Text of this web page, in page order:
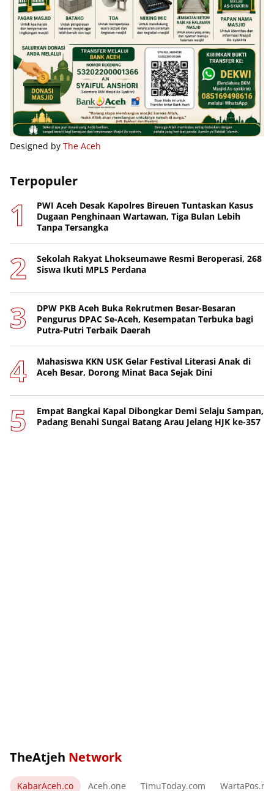
Designed by The Aceh
Terpopuler
PWI Aceh Desak Kapolres Bireuen Tuntaskan Kasus
Dugaan Penghinaan Wartawan, Tiga Bulan Lebih
Tanpa Tersangka
Sekolah Rakyat Lhokseumawe Resmi Beroperasi, 268
Siswa Ikuti MPLS Perdana
DPW PKB Aceh Buka Rekrutmen Besar-Besaran
Pengurus DPAC Se-Aceh, Kesempatan Terbuka bagi
Putra-Putri Terbaik Daerah
Mahasiswa KKN USK Gelar Festival Literasi Anak di
Aceh Besar, Dorong Minat Baca Sejak Dini
Empat Bangkai Kapal Dibongkar Demi Selaju Sampan,
Padang Benahi Sungai Batang Arau Jelang HJK ke-357
TheAtjeh Network
KabarAceh.co Aceh.one TimuToday.com WartaPos.net